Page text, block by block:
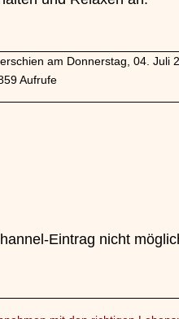
am Donnerstag, 04. Juli
Aufrufe
Eintrag nicht